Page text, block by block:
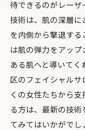
待できるのがレーザ
技術は、肌の深層
を内側から撃退す
は肌の弾力をアッ
ある肌へと導いて
区のフェイシャル
くの女性たちから
る方は、最新の技
てみてはいかがでし